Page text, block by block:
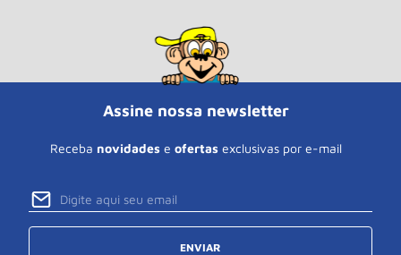
Assine nossa newsletter
Receba novidades e ofertas exclusivas por e-mail
ENVIAR